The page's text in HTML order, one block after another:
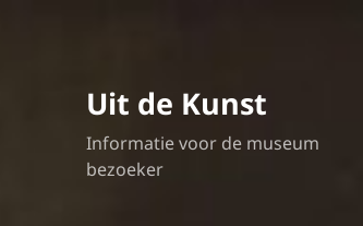
Uit de Kunst
Informatie voor de museum
bezoeker